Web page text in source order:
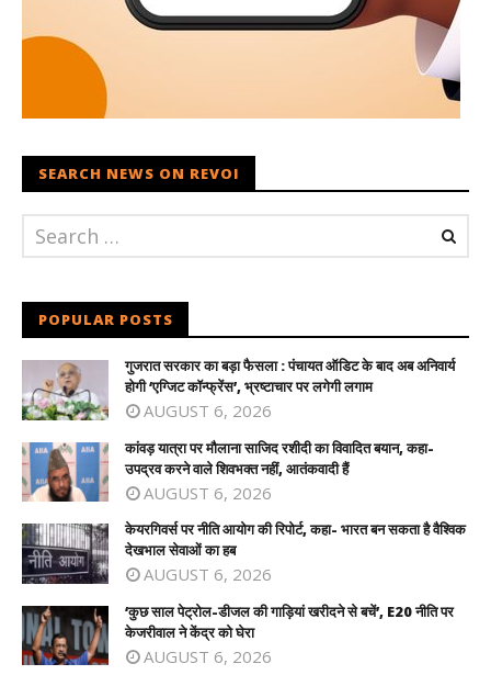
SEARCH NEWS ON REVOI
POPULAR POSTS
गुजरात सरकार का बड़ा फैसला : पंचायत ऑडिट के बाद अब अनिवार्य
होगी ‘एग्जिट कॉन्फ्रेंस’, भ्रष्टाचार पर लगेगी लगाम
AUGUST 6, 2026
कांवड़ यात्रा पर मौलाना साजिद रशीदी का विवादित बयान, कहा-
उपद्रव करने वाले शिवभक्त नहीं, आतंकवादी हैं
AUGUST 6, 2026
केयरगिवर्स पर नीति आयोग की रिपोर्ट, कहा- भारत बन सकता है वैश्विक
देखभाल सेवाओं का हब
AUGUST 6, 2026
‘कुछ साल पेट्रोल-डीजल की गाड़ियां खरीदने से बचें’, E20 नीति पर
केजरीवाल ने केंद्र को घेरा
AUGUST 6, 2026